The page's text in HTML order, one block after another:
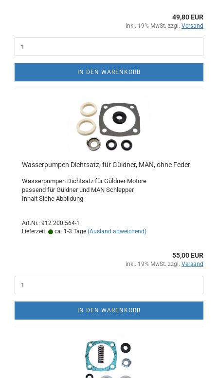
49,80 EUR
inkl. 19% MwSt. zzgl. Versand
IN DEN WARENKORB
Wasserpumpen Dichtsatz, für Güldner, MAN, ohne Feder
Wasserpumpen Dichtsatz für Güldner Motore
passend für Güldner und MAN Schlepper
Inhalt Siehe Abblidung
Art.Nr.: 912 200 564-1
Lieferzeit:
ca. 1-3 Tage (Ausland abweichend)
55,00 EUR
inkl. 19% MwSt. zzgl. Versand
IN DEN WARENKORB